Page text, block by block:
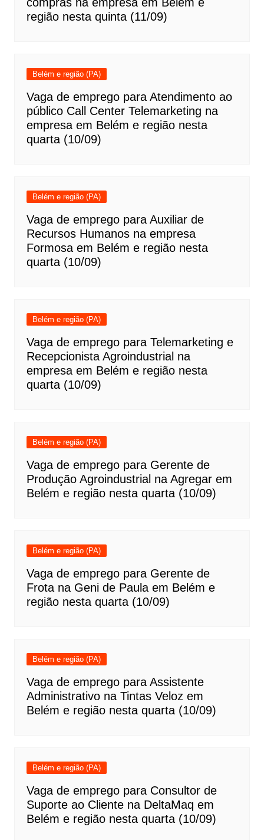
região nesta quinta (11/09)
Belém e região (PA)
Vaga de emprego para Atendimento ao
público Call Center Telemarketing na
empresa em Belém e região nesta
quarta (10/09)
Belém e região (PA)
Vaga de emprego para Auxiliar de
Recursos Humanos na empresa
Formosa em Belém e região nesta
quarta (10/09)
Belém e região (PA)
Vaga de emprego para Telemarketing e
Recepcionista Agroindustrial na
empresa em Belém e região nesta
quarta (10/09)
Belém e região (PA)
Vaga de emprego para Gerente de
Produção Agroindustrial na Agregar em
Belém e região nesta quarta (10/09)
Belém e região (PA)
Vaga de emprego para Gerente de
Frota na Geni de Paula em Belém e
região nesta quarta (10/09)
Belém e região (PA)
Vaga de emprego para Assistente
Administrativo na Tintas Veloz em
Belém e região nesta quarta (10/09)
Belém e região (PA)
Vaga de emprego para Consultor de
Suporte ao Cliente na DeltaMaq em
Belém e região nesta quarta (10/09)